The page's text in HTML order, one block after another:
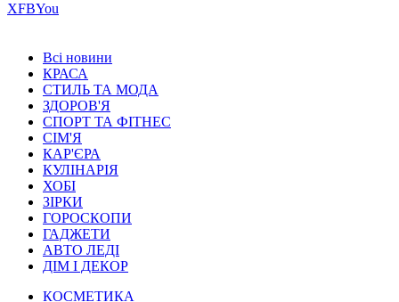
ХFBYou
Всі новини
КРАСА
СТИЛЬ ТА МОДА
ЗДОРОВ'Я
СПОРТ ТА ФІТНЕС
СІМ'Я
КАР'ЄРА
КУЛІНАРІЯ
ХОБІ
ЗІРКИ
ГОРОСКОПИ
ГАДЖЕТИ
АВТО ЛЕДІ
ДІМ І ДЕКОР
КОСМЕТИКА